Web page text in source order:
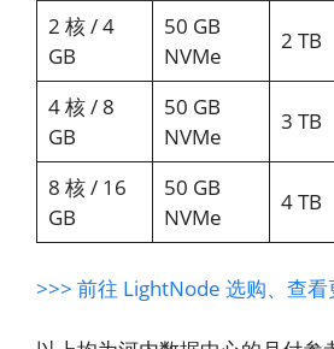
2 核 / 4
GB
50 GB
NVMe
2 TB
4 核 / 8
GB
50 GB
NVMe
3 TB
8 核 / 16
GB
50 GB
NVMe
4 TB
>>> 前往 LightNode 选购、查看